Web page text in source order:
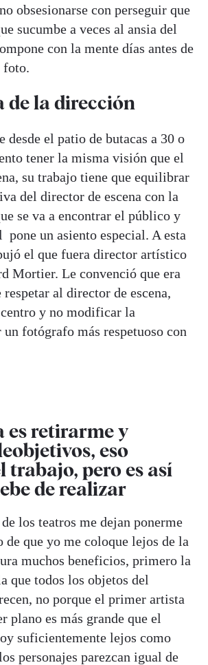
obsesionarse con perseguir que
sucumbe a veces al ansia del
con la mente días antes de
foto.
de la dirección
desde el patio de butacas a 30 o
tener la misma visión que el
su trabajo tiene que equilibrar
del director de escena con la
se va a encontrar el público y
pone un asiento especial. A esta
el que fuera director artístico
Mortier. Le convenció que era
respetar al director de escena,
y no modificar la
un fotógrafo más respetuoso con
es retirarme y
eso
pero es así
de realizar
los teatros me dejan ponerme
de que yo me coloque lejos de la
muchos beneficios, primero la
que todos los objetos del
no porque el primer artista
plano es más grande que el
suficientemente lejos como
personajes parezcan igual de